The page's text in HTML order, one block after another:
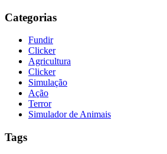
Categorias
Fundir
Clicker
Agricultura
Clicker
Simulação
Ação
Terror
Simulador de Animais
Tags